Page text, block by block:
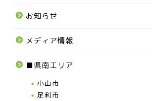
お知らせ
メディア情報
■県南エリア
小山市
足利市